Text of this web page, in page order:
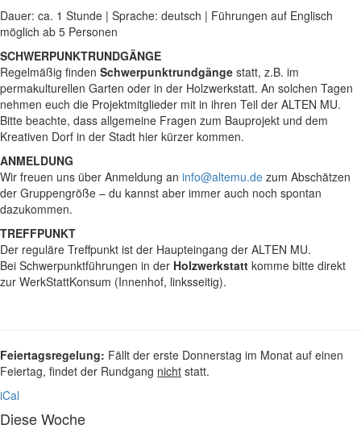
Dauer: ca. 1 Stunde | Sprache: deutsch | Führungen auf Englisch
möglich ab 5 Personen
SCHWERPUNKTRUNDGÄNGE
Regelmäßig finden Schwerpunktrundgänge statt, z.B. im
permakulturellen Garten oder in der Holzwerkstatt. An solchen Tagen
nehmen euch die Projektmitglieder mit in ihren Teil der ALTEN MU.
Bitte beachte, dass allgemeine Fragen zum Bauprojekt und dem
Kreativen Dorf in der Stadt hier kürzer kommen.
ANMELDUNG
Wir freuen uns über Anmeldung an info@altemu.de zum Abschätzen
der Gruppengröße – du kannst aber immer auch noch spontan
dazukommen.
TREFFPUNKT
Der reguläre Treffpunkt ist der Haupteingang der ALTEN MU.
Bei Schwerpunktführungen in der Holzwerkstatt komme bitte direkt
zur WerkStattKonsum (Innenhof, linksseitig).
Feiertagsregelung: Fällt der erste Donnerstag im Monat auf einen
Feiertag, findet der Rundgang nicht statt.
iCal
Diese Woche